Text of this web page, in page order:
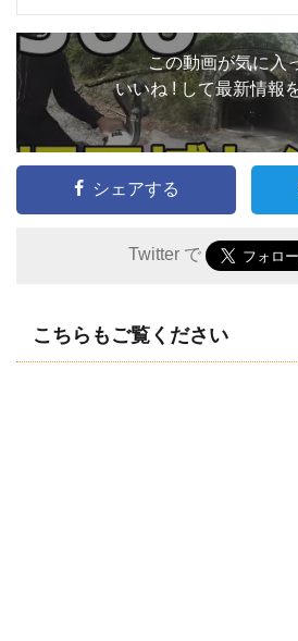
この動画が気に入
いいね ! して最新情報
シェアする
Twitter で
こちらもご覧ください